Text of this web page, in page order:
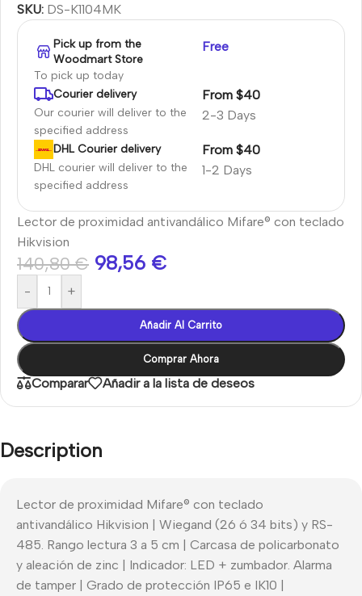
SKU: DS-K1104MK
Pick up from the
Woodmart Store
To pick up today
Free
Courier delivery
Our courier will deliver to the
specified address
2-3 Days
From $40
DHL Courier delivery
DHL courier will deliver to the
specified address
1-2 Days
From $40
Lector de proximidad antivandálico Mifare® con teclado
Hikvision
140,80€ 98,56 €
- +
Añadir Al Carrito
Comprar Ahora
Comparar Añadir a la lista de deseos
Description
Lector de proximidad Mifare® con teclado
antivandálico Hikvision | Wiegand (26 ó 34 bits) y RS-
485. Rango lectura 3 a 5 cm | Carcasa de policarbonato
y aleación de zinc | Indicador: LED + zumbador. Alarma
de tamper | Grado de protección IP65 e IK10 |